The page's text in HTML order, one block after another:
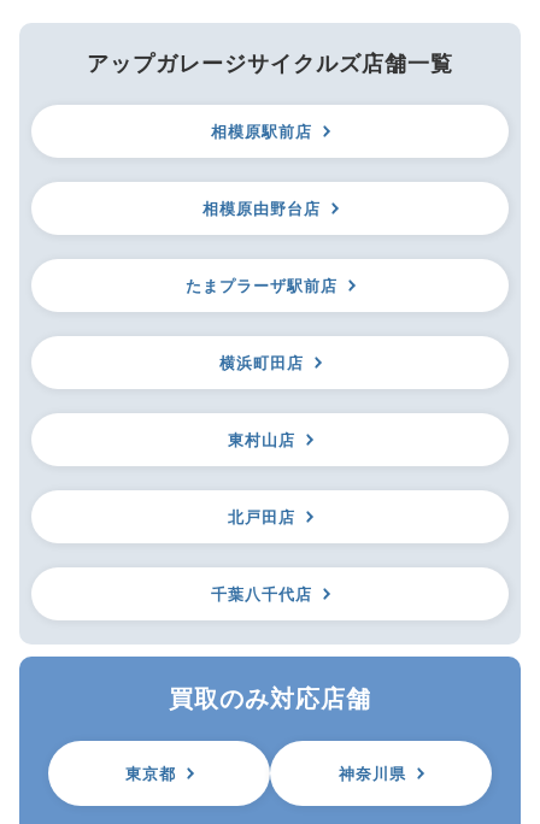
アップガレージサイクルズ店舗一覧
相模原駅前店
相模原由野台店
たまプラーザ駅前店
横浜町田店
東村山店
北戸田店
千葉八千代店
買取のみ対応店舗
東京都 神奈川県